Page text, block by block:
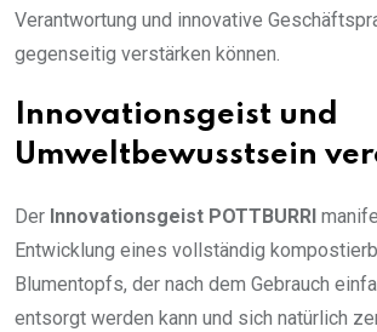
Verantwortung und innovative
gegenseitig verstärken können.
Innovationsgeist und
Umweltbewusstsein
Der Innovationsgeist POTTBURRI
Entwicklung eines vollständig
Blumentopfs, der nach dem Gebrauch
entsorgt werden kann und sich natürlich